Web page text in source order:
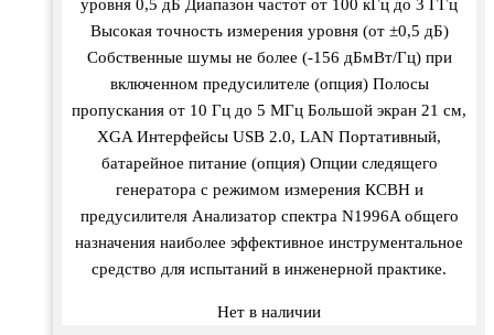
уровня 0,5 дБ Диапазон частот от 100 кГц до 3 ГГц
Высокая точность измерения уровня (от ±0,5 дБ)
Собственные шумы не более (-156 дБмВт/Гц) при
включенном предусилителе (опция) Полосы
пропускания от 10 Гц до 5 МГц Большой экран 21 см,
XGA Интерфейсы USB 2.0, LAN Портативный,
батарейное питание (опция) Опции следящего
генератора с режимом измерения КСВН и
предусилителя Анализатор спектра N1996A общего
назначения наиболее эффективное инструментальное
средство для испытаний в инженерной практике.
Нет в наличии